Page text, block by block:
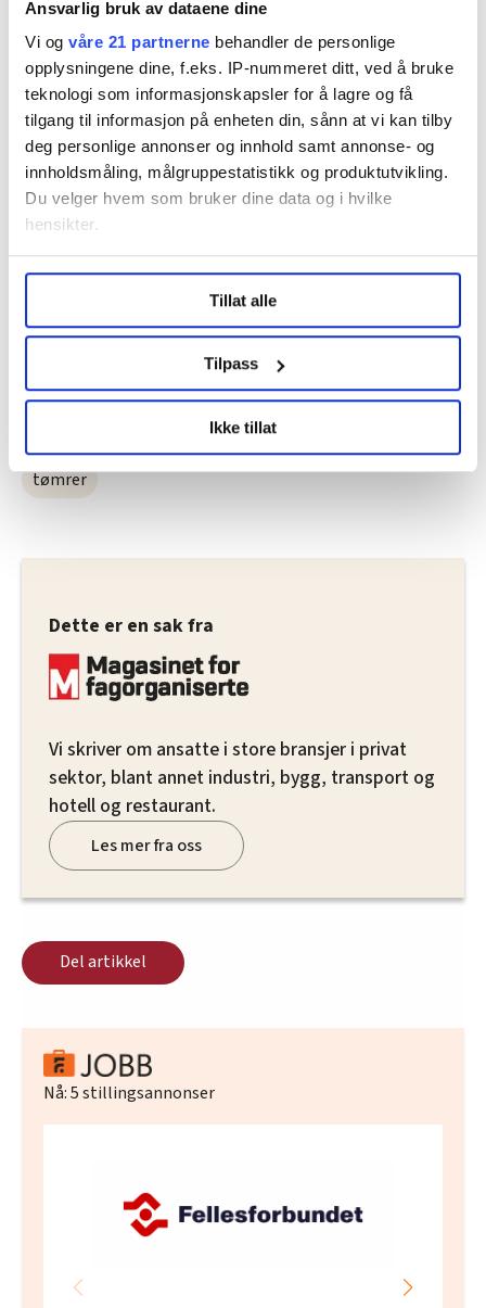
Ansvarlig bruk av dataene dine
Vi og våre 21 partnerne behandler de personlige
opplysningene dine, f.eks. IP-nummeret ditt, ved å bruke
teknologi som informasjonskapsler for å lagre og få
tilgang til informasjon på enheten din, sånn at vi kan tilby
deg personlige annonser og innhold samt annonse- og
innholdsmåling, målgruppestatistikk og produktutvikling.
Du velger hvem som bruker dine data og i hvilke
hensikter.
Undermer infokan du lese om hvordan dine personlige
data behandles og hvordan du kan velge hvordan de skal
brukes. Du kan hele tiden endre eller trekke tilbake ditt
samtykke fra erklæringen om informasjonskapsler.
LO Medias publikasjoner frifagbevegelse.no, hk-nytt.no
og fontene.no bruker informasjonskapsler (cookies) for å
lære hvordan våre nettsider blir brukt slik at vi tilby
relevant innhold, tilpassede annonser og utarbeide
nettstedet med LO Medias egne samarbeidspartnere
oversikten lengre ned på denne siden.
Tillat alle
Tilpass
Ikke tillat
– Det er mange hus fra syttitallet her, og etterkrigshus
bygget av flyplassplank som tyskerne etterlot seg. Så
det er rett og slett mange hus som trenger litt
kjærlighet, sier klubblederen.
Hver dag er han ute og snekrer, og trivselen på jobb er
stor.
– Jeg liker mangfoldet, Det er mye tullprat og
aldri en kjedelig dag.
Denne artikkelen erover to år gammel.
byggebransjen boligpolitikk
tømrer
Dette er en sak fra
Vi skriver om ansatte i store bransjer i privat
sektor, blant annet industri, bygg, transport og
hotell og restaurant.
Les mer fra oss
Del artikkel
Nå:5stillingsannonser